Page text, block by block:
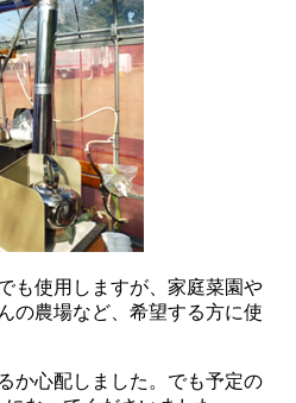
も使用しますが、家庭菜園や
の農場など、希望する方に使
か心配しました。でも予定の